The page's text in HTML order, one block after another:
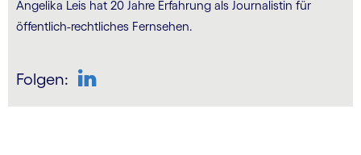
Angelika Leis hat 20 Jahre Erfahrung als Journalistin für
öffentlich-rechtliches Fernsehen.
Folgen: